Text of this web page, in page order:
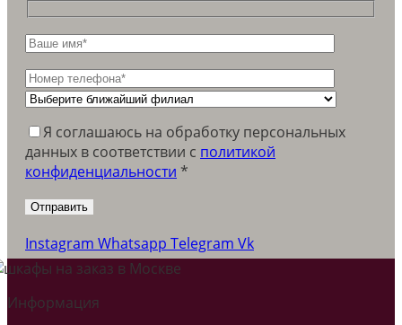
Я соглашаюсь на обработку персональных
данных в соответствии c политикой
конфиденциальности *
Instagram Whatsapp Telegram Vk
Информация